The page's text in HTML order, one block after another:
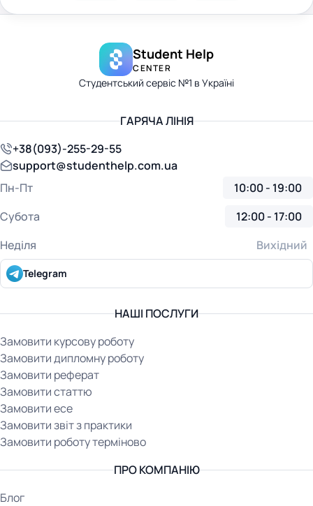
Student Help
CENTER
Студентський сервіс №1 в Україні
НАШІ ПОСЛУГИ
Замовити курсову роботу
Замовити дипломну роботу
Замовити реферат
Замовити статтю
Замовити есе
Замовити звіт з практики
Замовити роботу терміново
ПРО КОМПАНІЮ
Блог
ГАРЯЧА ЛІНІЯ
+38(093)-255-29-55
support@studenthelp.com.ua
Пн-Пт
10:00 - 19:00
Субота
12:00 - 17:00
Неділя
Вихідний
Telegram